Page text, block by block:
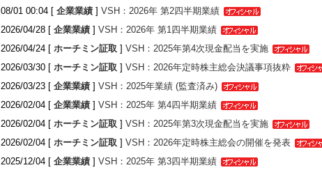
08/01 00:04 [ 企業業績 ] VSH：2026年 第2四半期業績
2026/04/28 [ 企業業績 ] VSH：2026年 第1四半期業績
2026/04/24 [ ホーチミン証取 ] VSH：2025年第4次現金配当を実施
2026/03/30 [ ホーチミン証取 ] VSH：2026年定時株主総会決議事項抜粋
2026/03/23 [ 企業業績 ] VSH：2025年業績 (監査済み)
2026/02/04 [ 企業業績 ] VSH：2025年 第4四半期業績
2026/02/04 [ ホーチミン証取 ] VSH：2025年第3次現金配当を実施
2026/02/04 [ ホーチミン証取 ] VSH：2026年定時株主総会の開催を発表
2025/12/04 [ 企業業績 ] VSH：2025年 第3四半期業績